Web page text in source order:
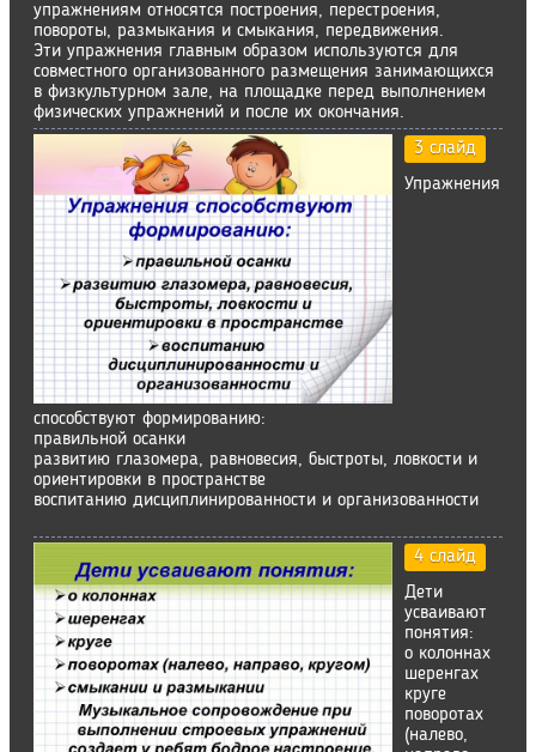
упражнениям относятся построения, перестроения,
повороты, размыкания и смыкания, передвижения.
Эти упражнения главным образом используются для
совместного организованного размещения занимающихся
в физкультурном зале, на площадке перед выполнением
физических упражнений и после их окончания.
3 слайд
Упражнения
способствуют формированию:
правильной осанки
развитию глазомера, равновесия, быстроты, ловкости и
ориентировки в пространстве
воспитанию дисциплинированности и организованности
4 слайд
Дети
усваивают
понятия:
о колоннах
шеренгах
круге
поворотах
(налево,